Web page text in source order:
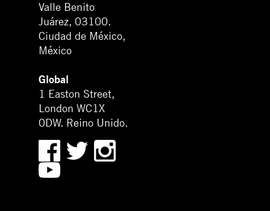
Valle Benito
Juárez, 03100.
Ciudad de México,
México
Global
1 Easton Street,
London WC1X
0DW. Reino Unido.